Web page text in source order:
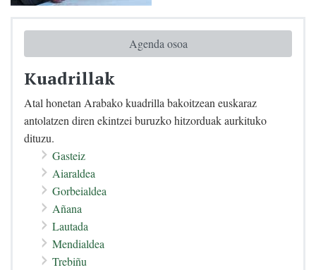
Agenda osoa
Kuadrillak
Atal honetan Arabako kuadrilla bakoitzean euskaraz
antolatzen diren ekintzei buruzko hitzorduak aurkituko
dituzu.
Gasteiz
Aiaraldea
Gorbeialdea
Añana
Lautada
Mendialdea
Trebiñu